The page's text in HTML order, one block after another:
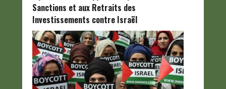
Sanctions et aux Retraits des
Investissements contre Israël